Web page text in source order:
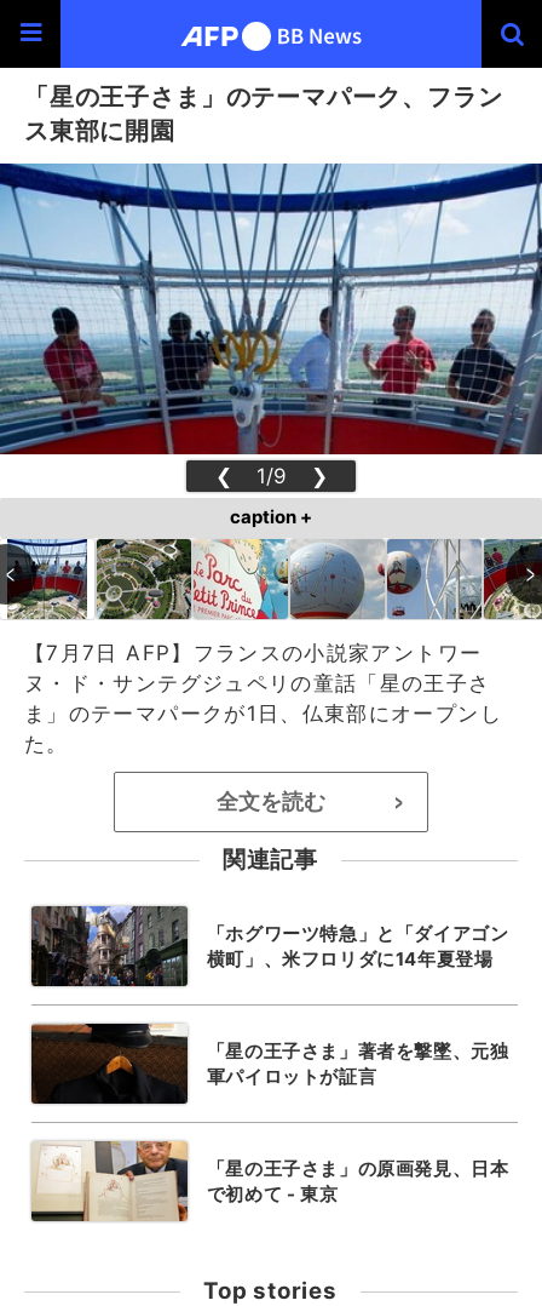
「星の王子さま」のテーマパーク、フラン
ス東部に開園
❮ 1/9 ❯
caption +
【7月7日 AFP】フランスの小説家アントワー
ヌ・ド・サンテグジュペリの童話「星の王子さ
ま」のテーマパークが1日、仏東部にオープンし
た。
全文を読む >
関連記事
「ホグワーツ特急」と「ダイアゴン
横町」、米フロリダに14年夏登場
「星の王子さま」著者を撃墜、元独
軍パイロットが証言
「星の王子さま」の原画発見、日本
で初めて - 東京
Top stories